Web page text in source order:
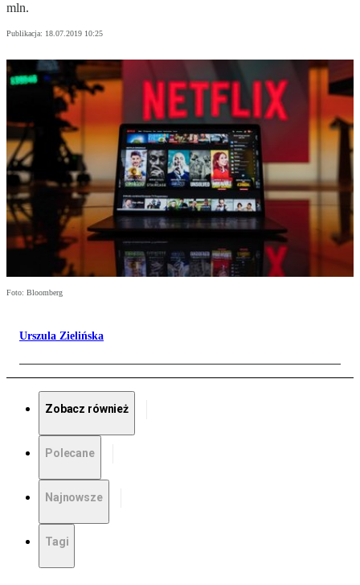
mln.
Publikacja: 18.07.2019 10:25
Foto: Bloomberg
Urszula Zielińska
Zobacz również
Polecane
Najnowsze
Tagi